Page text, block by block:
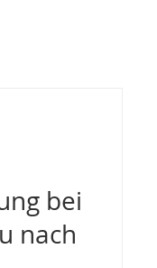
bei
nach